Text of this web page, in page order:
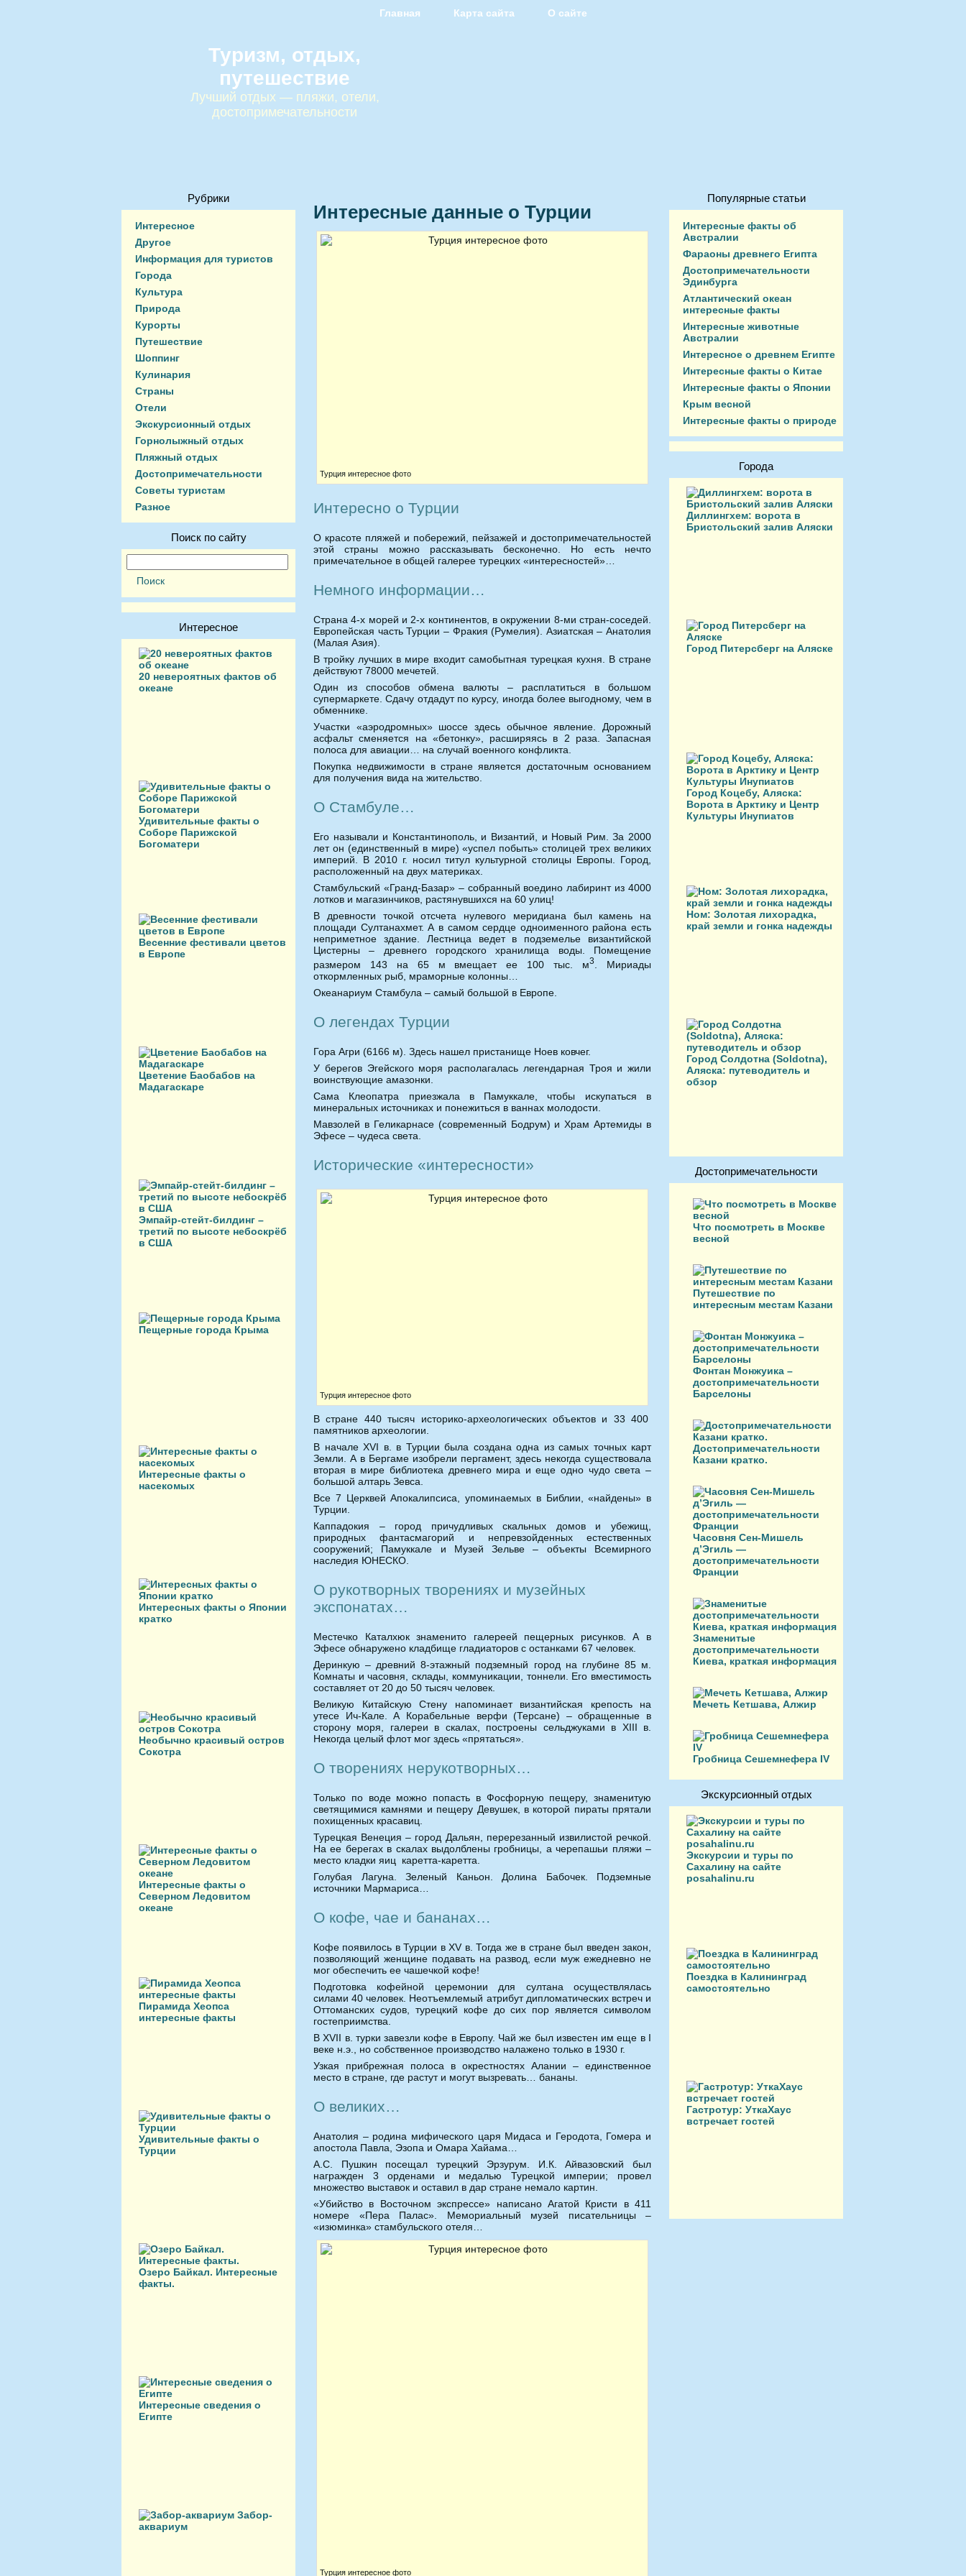
Главная Карта сайта О сайте
Туризм, отдых,
путешествие
Лучший отдых — пляжи, отели,
достопримечательности
Рубрики
Интересное
Другое
Информация для туристов
Города
Культура
Природа
Курорты
Путешествие
Шоппинг
Кулинария
Страны
Отели
Экскурсионный отдых
Горнолыжный отдых
Пляжный отдых
Достопримечательности
Советы туристам
Разное
Поиск по сайту
Интересное
20 невероятных фактов об
океане
Удивительные факты о
Соборе Парижской
Богоматери
Весенние фестивали цветов
в Европе
Цветение Баобабов на
Мадагаскаре
Эмпайр-стейт-билдинг –
третий по высоте небоскрёб
в США
Пещерные города Крыма
Интересные факты о
насекомых
Интересных факты о Японии
кратко
Необычно красивый остров
Сокотра
Интересные факты о
Северном Ледовитом
океане
Пирамида Хеопса
интересные факты
Удивительные факты о
Турции
Озеро Байкал. Интересные
факты.
Интересные сведения о
Египте
Забор-
аквариум
Интересные данные о Турции
Турция интересное фото
Интересно о Турции
О красоте пляжей и побережий, пейзажей и достопримечательностей
этой страны можно рассказывать бесконечно. Но есть нечто
примечательное в общей галерее турецких «интересностей»…
Немного информации…
Страна 4-х морей и 2-х континентов, в окружении 8-ми стран-соседей.
Европейская часть Турции – Фракия (Румелия). Азиатская – Анатолия
(Малая Азия).
В тройку лучших в мире входит самобытная турецкая кухня. В стране
действуют 78000 мечетей.
Один из способов обмена валюты – расплатиться в большом
супермаркете. Сдачу отдадут по курсу, иногда более выгодному, чем в
обменнике.
Участки «аэродромных» шоссе здесь обычное явление. Дорожный
асфальт сменяется на «бетонку», расширяясь в 2 раза. Запасная
полоса для авиации… на случай военного конфликта.
Покупка недвижимости в стране является достаточным основанием
для получения вида на жительство.
О Стамбуле…
Его называли и Константинополь, и Византий, и Новый Рим. За 2000
лет он (единственный в мире) «успел побыть» столицей трех великих
империй. В 2010 г. носил титул культурной столицы Европы. Город,
расположенный на двух материках.
Стамбульский «Гранд-Базар» – собранный воедино лабиринт из 4000
лотков и магазинчиков, растянувшихся на 60 улиц!
В древности точкой отсчета нулевого меридиана был камень на
площади Султанахмет. А в самом сердце одноименного района есть
неприметное здание. Лестница ведет в подземелье византийской
Цистерны – древнего городского хранилища воды. Помещение
размером 143 на 65 м вмещает ее 100 тыс. м3
. Мириады
откормленных рыб, мраморные колонны…
Океанариум Стамбула – самый большой в Европе.
О легендах Турции
Гора Агри (6166 м). Здесь нашел пристанище Ноев ковчег.
У берегов Эгейского моря располагалась легендарная Троя и жили
воинствующие амазонки.
Сама Клеопатра приезжала в Памуккале, чтобы искупаться в
минеральных источниках и понежиться в ваннах молодости.
Мавзолей в Геликарнасе (современный Бодрум) и Храм Артемиды в
Эфесе – чудеса света.
Исторические «интересности»
Турция интересное фото
В стране 440 тысяч историко-археологических объектов и 33 400
памятников археологии.
В начале XVI в. в Турции была создана одна из самых точных карт
Земли. А в Бергаме изобрели пергамент, здесь некогда существовала
вторая в мире библиотека древнего мира и еще одно чудо света –
большой алтарь Зевса.
Все 7 Церквей Апокалипсиса, упоминаемых в Библии, «найдены» в
Турции.
Каппадокия – город причудливых скальных домов и убежищ,
природных фантасмагорий и непревзойденных естественных
сооружений; Памуккале и Музей Зельве – объекты Всемирного
наследия ЮНЕСКО.
О рукотворных творениях и музейных
экспонатах…
Местечко Каталхюк знаменито галереей пещерных рисунков. А в
Эфесе обнаружено кладбище гладиаторов с останками 67 человек.
Деринкую – древний 8-этажный подземный город на глубине 85 м.
Комнаты и часовня, склады, коммуникации, тоннели. Его вместимость
составляет от 20 до 50 тысяч человек.
Великую Китайскую Стену напоминает византийская крепость на
утесе Ич-Кале. А Корабельные верфи (Терсане) – обращенные в
сторону моря, галереи в скалах, построены сельджуками в XIII в.
Некогда целый флот мог здесь «прятаться».
О творениях нерукотворных…
Только по воде можно попасть в Фосфорную пещеру, знаменитую
светящимися камнями и пещеру Девушек, в которой пираты прятали
похищенных красавиц.
Турецкая Венеция – город Дальян, перерезанный извилистой речкой.
На ее берегах в скалах выдолблены гробницы, а черепашьи пляжи –
место кладки яиц каретта-каретта.
Голубая Лагуна. Зеленый Каньон. Долина Бабочек. Подземные
источники Мармариса…
О кофе, чае и бананах…
Кофе появилось в Турции в XV в. Тогда же в стране был введен закон,
позволяющий женщине подавать на развод, если муж ежедневно не
мог обеспечить ее чашечкой кофе!
Подготовка кофейной церемонии для султана осуществлялась
силами 40 человек. Неотъемлемый атрибут дипломатических встреч и
Оттоманских судов, турецкий кофе до сих пор является символом
гостеприимства.
В XVII в. турки завезли кофе в Европу. Чай же был известен им еще в I
веке н.э., но собственное производство налажено только в 1930 г.
Узкая прибрежная полоса в окрестностях Алании – единственное
место в стране, где растут и могут вызревать… бананы.
О великих…
Анатолия – родина мифического царя Мидаса и Геродота, Гомера и
апостола Павла, Эзопа и Омара Хайама…
А.С. Пушкин посещал турецкий Эрзурум. И.К. Айвазовский был
награжден 3 орденами и медалью Турецкой империи; провел
множество выставок и оставил в дар стране немало картин.
«Убийство в Восточном экспрессе» написано Агатой Кристи в 411
номере «Пера Палас». Мемориальный музей писательницы –
«изюминка» стамбульского отеля…
Турция интересное фото
Популярные статьи
Интересные факты об
Австралии
Фараоны древнего Египта
Достопримечательности
Эдинбурга
Атлантический океан
интересные факты
Интересные животные
Австралии
Интересное о древнем Египте
Интересные факты о Китае
Интересные факты о Японии
Крым весной
Интересные факты о природе
Города
Диллингхем: ворота в
Бристольский залив Аляски
Город Питерсберг на Аляске
Город Коцебу, Аляска:
Ворота в Арктику и Центр
Культуры Инупиатов
Ном: Золотая лихорадка,
край земли и гонка надежды
Город Солдотна (Soldotna),
Аляска: путеводитель и
обзор
Достопримечательности
Что посмотреть в Москве
весной
Путешествие по
интересным местам Казани
Фонтан Монжуика –
достопримечательности
Барселоны
Достопримечательности
Казани кратко.
Часовня Сен-Мишель
д’Эгиль —
достопримечательности
Франции
Знаменитые
достопримечательности
Киева, краткая информация
Мечеть Кетшава, Алжир
Гробница Сешемнефера IV
Экскурсионный отдых
Экскурсии и туры по
Сахалину на сайте
posahalinu.ru
Поездка в Калининград
самостоятельно
Гастротур: УткаХаус
встречает гостей